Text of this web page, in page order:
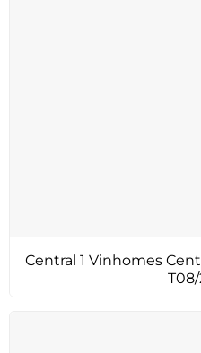
Central 1 Vinhomes